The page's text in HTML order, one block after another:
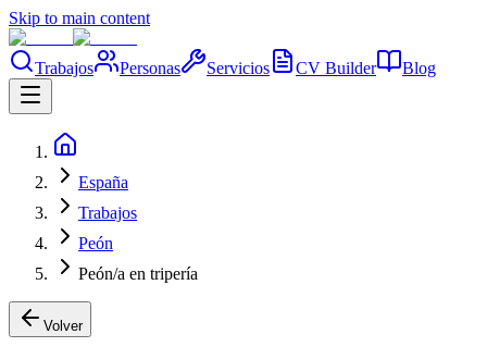
Skip to main content
Trabajos Personas Servicios CV Builder Blog
España
Trabajos
Peón
Peón/a en tripería
Volver